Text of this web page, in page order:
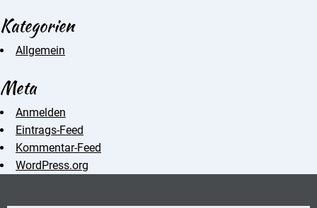
Kategorien
Allgemein
Meta
Anmelden
Eintrags-Feed
Kommentar-Feed
WordPress.org